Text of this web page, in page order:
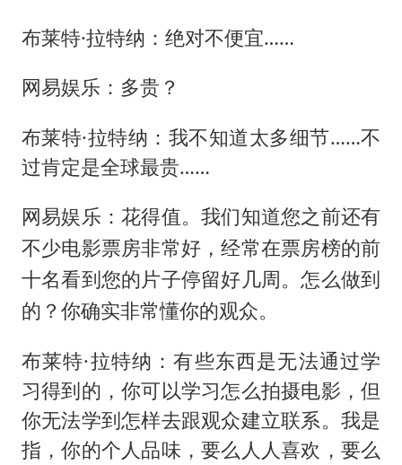
布莱特·拉特纳：绝对不便宜……
网易娱乐：多贵？
布莱特·拉特纳：我不知道太多细节……不
过肯定是全球最贵……
网易娱乐：花得值。我们知道您之前还有
不少电影票房非常好，经常在票房榜的前
十名看到您的片子停留好几周。怎么做到
的？你确实非常懂你的观众。
布莱特·拉特纳：有些东西是无法通过学
习得到的，你可以学习怎么拍摄电影，但
你无法学到怎样去跟观众建立联系。我是
指，你的个人品味，要么人人喜欢，要么